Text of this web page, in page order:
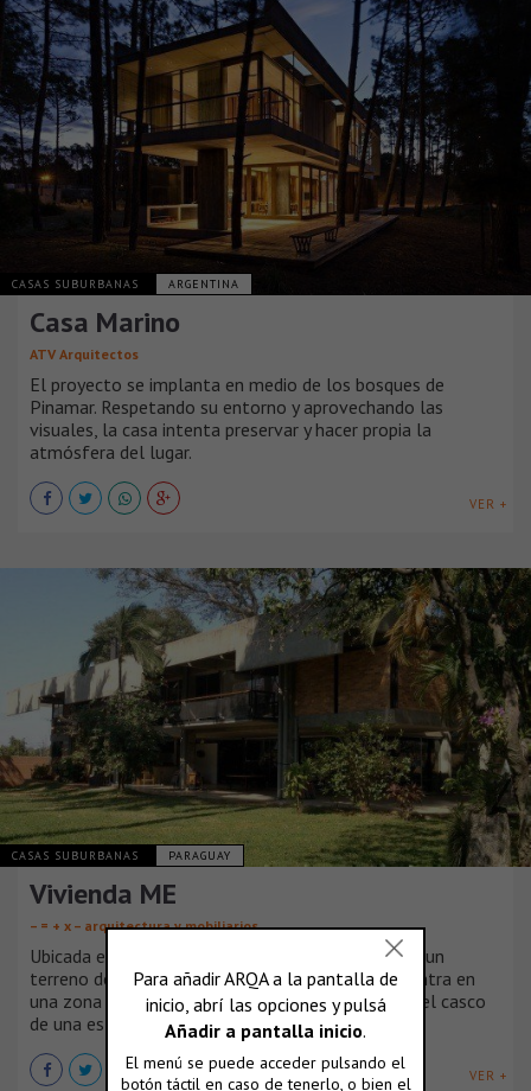
CASAS SUBURBANAS ARGENTINA
Casa Marino
ATV Arquitectos
El proyecto se implanta en medio de los bosques de
Pinamar. Respetando su entorno y aprovechando las
visuales, la casa intenta preservar y hacer propia la
atmósfera del lugar.
VER +
CASAS SUBURBANAS PARAGUAY
Vivienda ME
– = + x – arquitectura y mobiliarios
Ubicada en la ciudad de Mariano Roque Alonzo en un
terreno de 100 mts. x 100 mts., la obra se encuentra en
una zona muy arbolada donde anteriormente era el casco
de una estancia.
VER +